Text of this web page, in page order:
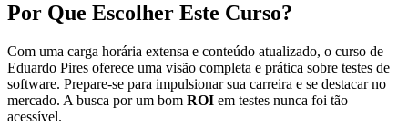
Por Que Escolher Este Curso?
Com uma carga horária extensa e conteúdo atualizado, o curso de
Eduardo Pires oferece uma visão completa e prática sobre testes de
software. Prepare-se para impulsionar sua carreira e se destacar no
mercado. A busca por um bom ROI em testes nunca foi tão
acessível.